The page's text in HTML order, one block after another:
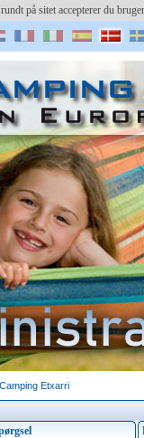
på sitet accepterer du
Etxarri